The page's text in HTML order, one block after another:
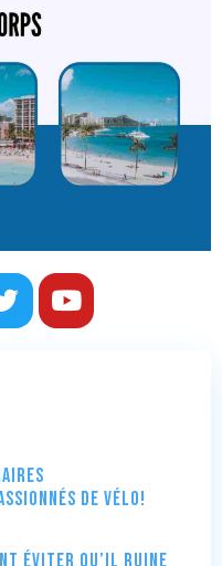
de vélo!
éviter qu’il ruine